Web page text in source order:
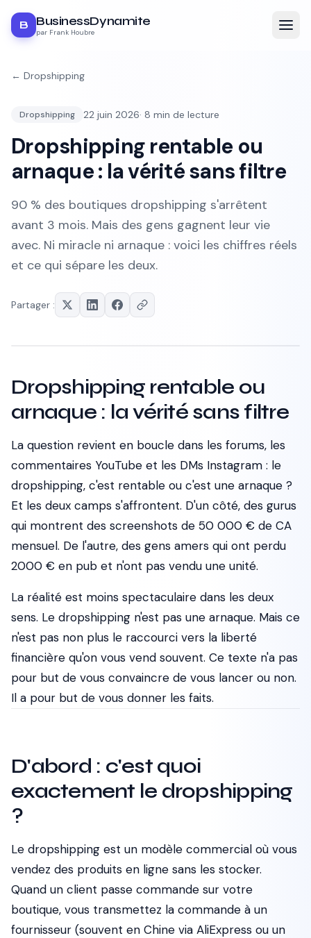
B BusinessDynamite
par Frank Houbre
← Dropshipping
Dropshipping 22 juin 2026· 8 min de lecture
Dropshipping rentable ou
arnaque : la vérité sans filtre
90 % des boutiques dropshipping s'arrêtent
avant 3 mois. Mais des gens gagnent leur vie
avec. Ni miracle ni arnaque : voici les chiffres réels
et ce qui sépare les deux.
Partager :
Dropshipping rentable ou
arnaque : la vérité sans filtre
La question revient en boucle dans les forums, les
commentaires YouTube et les DMs Instagram : le
dropshipping, c'est rentable ou c'est une arnaque ?
Et les deux camps s'affrontent. D'un côté, des gurus
qui montrent des screenshots de 50 000 € de CA
mensuel. De l'autre, des gens amers qui ont perdu
2000 € en pub et n'ont pas vendu une unité.
La réalité est moins spectaculaire dans les deux
sens. Le dropshipping n'est pas une arnaque. Mais ce
n'est pas non plus le raccourci vers la liberté
financière qu'on vous vend souvent. Ce texte n'a pas
pour but de vous convaincre de vous lancer ou non.
Il a pour but de vous donner les faits.
D'abord : c'est quoi
exactement le dropshipping
?
Le dropshipping est un modèle commercial où vous
vendez des produits en ligne sans les stocker.
Quand un client passe commande sur votre
boutique, vous transmettez la commande à un
fournisseur (souvent en Chine via AliExpress ou un